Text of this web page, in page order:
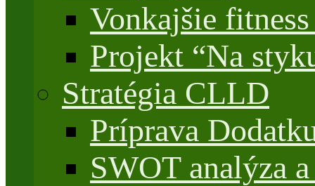
Vonkajšie
Projekt “Na
Stratégia CLLD
Príprava
SWOT analýza